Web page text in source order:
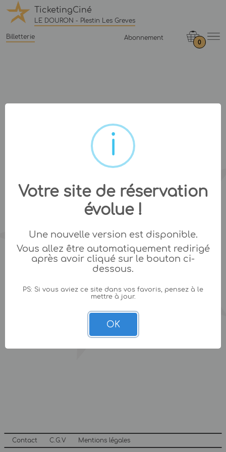
TicketingCiné
LE DOURON - Plestin Les Greves
Billetterie Abonnement
0
Contact C.G.V Mentions légales
Votre site de réservation
évolue !
Une nouvelle version est disponible.
Vous allez être automatiquement redirigé
après avoir cliqué sur le bouton ci-
dessous.
PS: Si vous aviez ce site dans vos favoris, pensez à le
mettre à jour.
OK